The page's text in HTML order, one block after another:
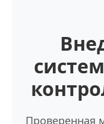
Проверенная